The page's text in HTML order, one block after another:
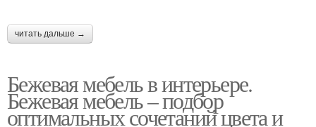
читать дальше →
Бежевая мебель в интерьере.
Бежевая мебель – подбор
оптимальных сочетаний цвета и